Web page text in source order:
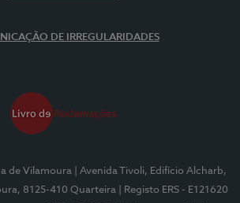
DE IRREGULARIDADES
de Vilamoura
| Avenida Tivoli, Edifício Alcharb,
8125-410 Quarteira
| Registo ERS - E121620